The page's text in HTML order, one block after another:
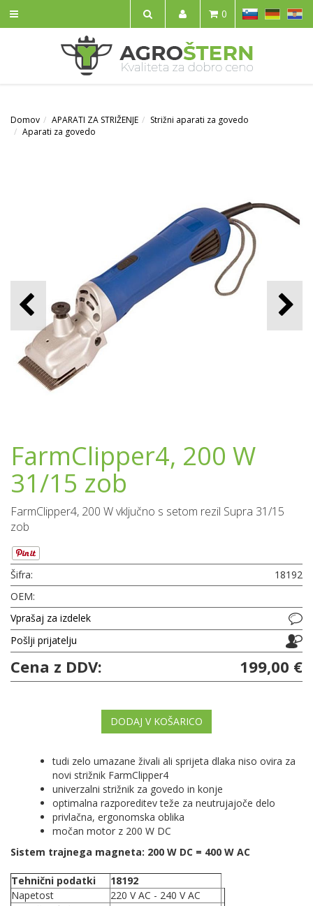
IŠČI
SL HR
0
Domov APARATI ZA STRIŽENJE
Strižni aparati za govedo
Aparati za govedo
FarmClipper4, 200 W
31/15 zob
FarmClipper4, 200 W vključno s setom rezil Supra 31/15
zob
Šifra:
18192
OEM:
Vprašaj za izdelek
Pošlji prijatelju
Cena z DDV: 199,00 €
DODAJ V KOŠARICO
tudi zelo umazane živali ali sprijeta dlaka niso ovira za
novi strižnik FarmClipper4
univerzalni strižnik za govedo in konje
optimalna razporeditev teže za neutrujajoče delo
privlačna, ergonomska oblika
močan motor z 200 W DC
Sistem trajnega magneta: 200 W DC = 400 W AC
Tehnični podatki
18192
Napetost
220 V AC - 240 V AC